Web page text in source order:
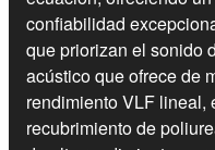
confiabilidad
que priorizan el sonido
acústico que ofrece de
rendimiento VLF lineal,
recubrimiento de